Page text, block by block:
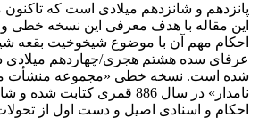
پانزدهم و شانزدهم میلادی است که
این مقاله با هدف معرفی این نسخه خطی و
احکام مهم آن با موضوع شیخوخیت بقعه
عرفای سده هشتم هجری/چهاردهم میلادی
شده است. نسخه خطی «مجموعه منشأت من
نامدار» در سال 886 قمری کتابت
احکام و اسنادی اصیل و دست اول از